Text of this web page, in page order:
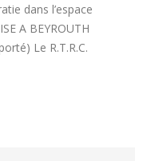
dans l’espace
A BEYROUTH
Le R.T.R.C.